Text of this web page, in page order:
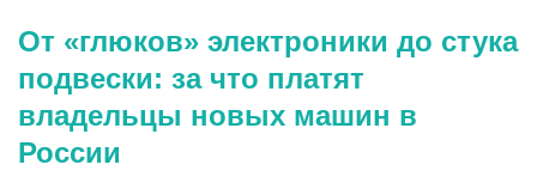
От «глюков» электроники до стука
подвески: за что платят
владельцы новых машин в
России